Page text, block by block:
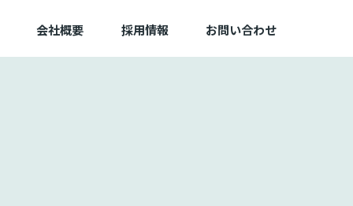
会社概要 採用情報 お問い合わせ